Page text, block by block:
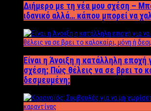
Διήμερο με τη νέα μου σχέση –
ιδανικό αλλά… κάπου μπορεί να
Είναι η Άνοιξη η κατάλληλη εποχή
σχέση; Πώς θέλεις να σε βρει το
δεσμευμένη;